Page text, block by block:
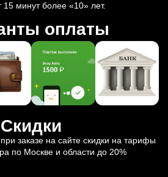
15 минут более «10» лет.
оплаты
Скидки
заказе на сайте скидки на тарифы
по Москве и области до 20%